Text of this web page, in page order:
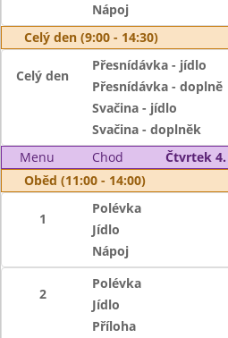
Nápoj
Celý den (9:00 - 14:30)
Celý den
Přesnídávka - jídlo
Přesnídávka - doplně
Svačina - jídlo
Svačina - doplněk
Menu
Chod
Čtvrtek 4.
Oběd (11:00 - 14:00)
1
Polévka
Jídlo
Nápoj
2
Polévka
Jídlo
Příloha